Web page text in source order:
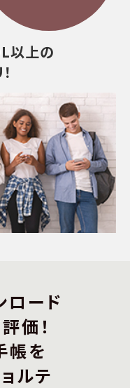
以上の
ロード
価！
帳を
ルテ